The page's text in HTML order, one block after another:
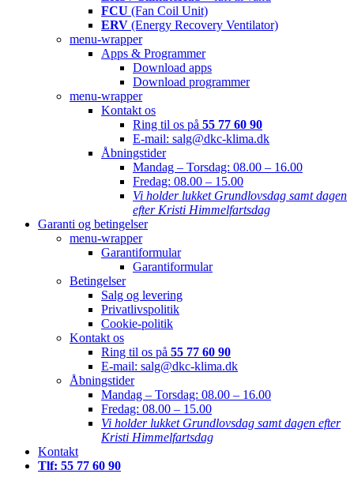
FCU (Fan Coil Unit)
ERV (Energy Recovery Ventilator)
menu-wrapper
Apps & Programmer
Download apps
Download programmer
menu-wrapper
Kontakt os
Ring til os på 55 77 60 90
E-mail: salg@dkc-klima.dk
Åbningstider
Mandag – Torsdag: 08.00 – 16.00
Fredag: 08.00 – 15.00
Vi holder lukket Grundlovsdag samt dagen
efter Kristi Himmelfartsdag
Garanti og betingelser
menu-wrapper
Garantiformular
Garantiformular
Betingelser
Salg og levering
Privatlivspolitik
Cookie-politik
Kontakt os
Ring til os på 55 77 60 90
E-mail: salg@dkc-klima.dk
Åbningstider
Mandag – Torsdag: 08.00 – 16.00
Fredag: 08.00 – 15.00
Vi holder lukket Grundlovsdag samt dagen efter
Kristi Himmelfartsdag
Kontakt
Tlf: 55 77 60 90